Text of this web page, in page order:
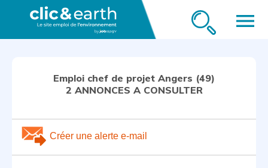
menu
Emploi chef de projet Angers (49)
2 ANNONCES A CONSULTER
Créer une alerte e-mail